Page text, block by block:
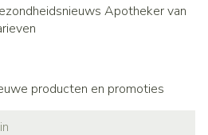
Apotheker van
producten en promoties